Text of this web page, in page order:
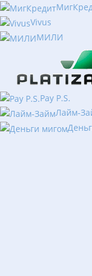
Vivus
МИЛИ
Pay P.S.
Лайм-